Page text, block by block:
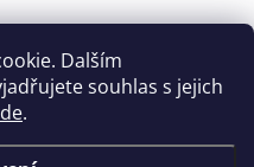
Dalším
souhlas s jejich
.